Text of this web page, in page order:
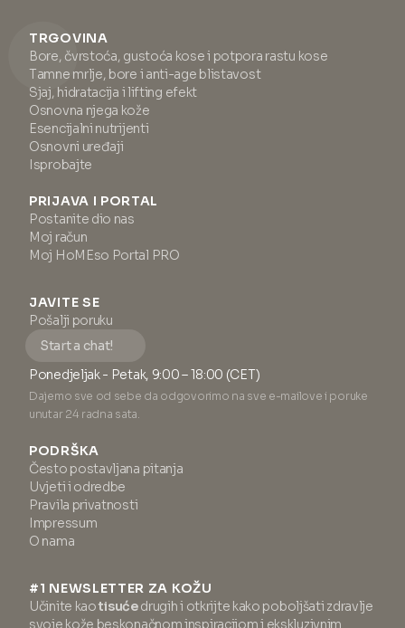
TRGOVINA
Bore, čvrstoća, gustoća kose i potpora rastu kose
Tamne mrlje, bore i anti-age blistavost
Sjaj, hidratacija i lifting efekt
Osnovna njega kože
Esencijalni nutrijenti
Osnovni uređaji
Isprobajte
PRIJAVA I PORTAL
Postanite dio nas
Moj račun
Moj HoMEso Portal PRO
JAVITE SE
Pošalji poruku
Start a chat!
Ponedjeljak - Petak, 9:00 – 18:00 (CET)
Dajemo sve od sebe da odgovorimo na sve e-mailove i poruke
unutar 24 radna sata.
PODRŠKA
Često postavljana pitanja
Uvjeti i odredbe
Pravila privatnosti
Impressum
O nama
#1 NEWSLETTER ZA KOŽU
Učinite kaotisućedrugih i otkrijte kako poboljšati zdravlje